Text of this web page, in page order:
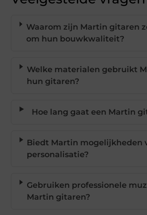
Waarom zijn Martin gitaren
om hun bouwkwaliteit?
Welke materialen gebruikt
hun gitaren?
Hoe lang gaat een Martin
Biedt Martin mogelijkheden
personalisatie?
Gebruiken professionele
Martin gitaren?